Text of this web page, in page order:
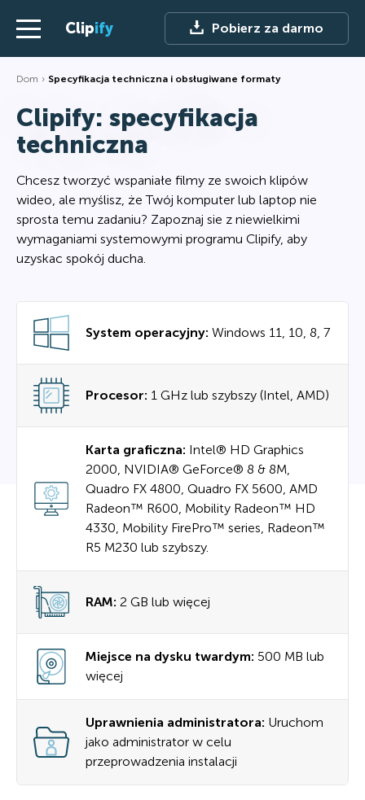
Clipify Pobierz za darmo
Dom Specyfikacja techniczna i obsługiwane formaty
Clipify: specyfikacja
techniczna
Chcesz tworzyć wspaniałe filmy ze swoich klipów
wideo, ale myślisz, że Twój komputer lub laptop nie
sprosta temu zadaniu? Zapoznaj sie z niewielkimi
wymaganiami systemowymi programu Clipify, aby
uzyskac spokój ducha.
System operacyjny: Windows 11, 10, 8, 7
Procesor: 1 GHz lub szybszy (Intel, AMD)
Karta graficzna: Intel® HD Graphics
2000, NVIDIA® GeForce® 8 & 8M,
Quadro FX 4800, Quadro FX 5600, AMD
Radeon™ R600, Mobility Radeon™ HD
4330, Mobility FirePro™ series, Radeon™
R5 M230 lub szybszy.
RAM: 2 GB lub więcej
Miejsce na dysku twardym: 500 MB lub
więcej
Uprawnienia administratora: Uruchom
jako administrator w celu
przeprowadzenia instalacji